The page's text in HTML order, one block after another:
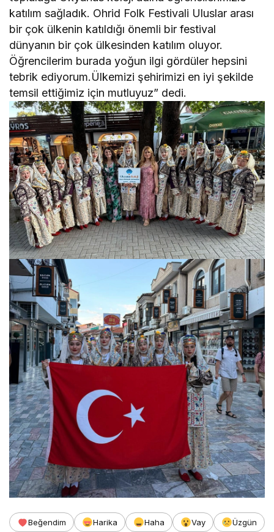
katılım sağladık. Ohrid Folk Festivali Uluslar arası
bir çok ülkenin katıldığı önemli bir festival
dünyanın bir çok ülkesinden katılım oluyor.
Öğrencilerim burada yoğun ilgi gördüler hepsini
tebrik ediyorum.Ülkemizi şehirimizi en iyi şekilde
temsil ettiğimiz için mutluyuz” dedi.
Beğendim Harika Haha Vay Üzgün